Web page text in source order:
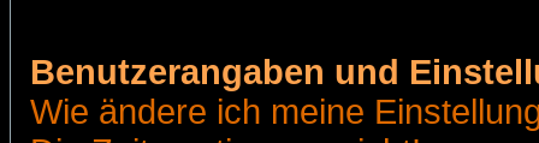
Benutzerangaben und
Wie ändere ich meine